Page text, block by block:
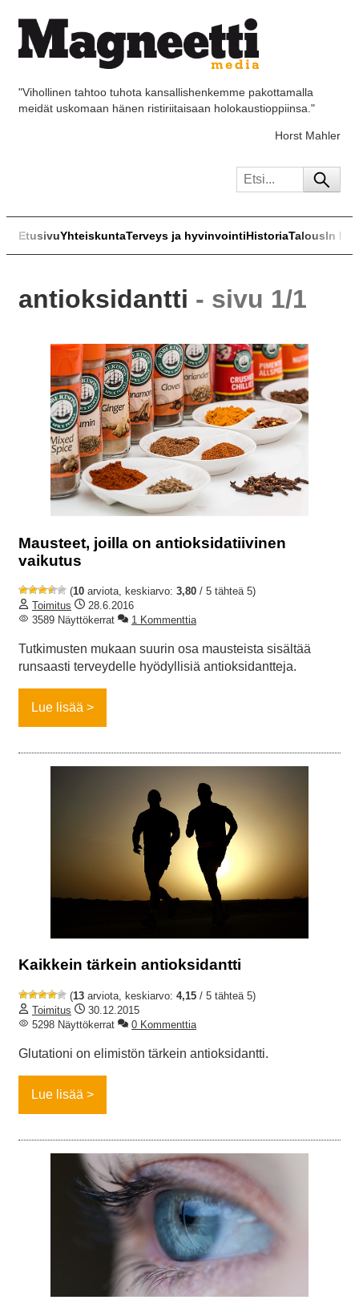
"Vihollinen tahtoo tuhota kansallishenkemme pakottamalla
meidät uskomaan hänen ristiriitaisaan holokaustioppiinsa."
Horst Mahler
EtusivuYhteiskuntaTerveys ja hyvinvointiHistoriaTalousIn
antioksidantti - sivu 1/1
Mausteet, joilla on antioksidatiivinen
vaikutus
(10 arviota, keskiarvo: 3,80 / 5 tähteä 5)
Toimitus
28.6.2016
3589 Näyttökerrat
1 Kommenttia
Tutkimusten mukaan suurin osa mausteista sisältää
runsaasti terveydelle hyödyllisiä antioksidantteja.
Lue lisää
Kaikkein tärkein antioksidantti
(13 arviota, keskiarvo: 4,15 / 5 tähteä 5)
Toimitus
30.12.2015
5298 Näyttökerrat
0 Kommenttia
Glutationi on elimistön tärkein antioksidantti.
Lue lisää